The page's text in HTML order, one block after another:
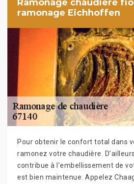
Ramonage chaudière
ramonage Eichhoffen
Pour obtenir le confort total dans
ramonez votre chaudière.
contribue à l’embellissement de
est bien maintenue. Appelez